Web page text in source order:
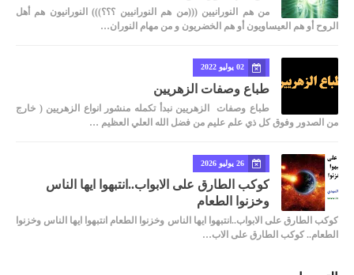
من هم النورانيين (((من هم النورانيين ؟؟؟))) النورانيون هم أهل
الروح أو هم العيساويون أو هم الخضريون و من مهام النوران…
02 يوليو 2022
طباع وصفات الزهريين
طباع وصفات الزهريين نبدأ تكمله منشور انواع الزهريين ( خارج
من الصدور وفوق كل ذي علم عليم من فضل الله العلي العظيم …
26 يوليو 2026
كوكب الطارق على الابواب..انتبهوا ايها الناس
وخزنوا الطعام
كوكب الطارق على الابواب..انتبهوا ايها الناس وخزنوا الطعام انتبهوا ايها الناس وخزنوا
الطعام.. كوكب الطارق على الاب…